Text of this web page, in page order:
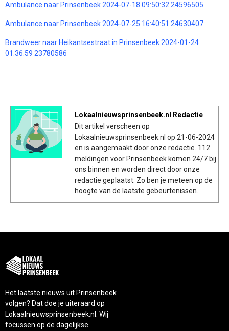
Ambulance naar Prinsenbeek 2024-07-18 09:50:32 24596505
Ambulance naar Prinsenbeek 2024-07-25 16:40:51 24630407
Brandweer naar Heikantsestraat in Prinsenbeek 2024-01-24
01:36:59 23780586
Lokaalnieuwsprinsenbeek.nl Redactie
Dit artikel verscheen op
Lokaalnieuwsprinsenbeek.nl op 21-06-2024
en is aangemaakt door onze redactie. 112
meldingen voor Prinsenbeek komen 24/7 bij
ons binnen en worden direct door onze
redactie geplaatst. Zo ben je meteen op de
hoogte van de laatste gebeurtenissen.
Het laatste nieuws uit Prinsenbeek
volgen? Dat doe je uiteraard op
Lokaalnieuwsprinsenbeek.nl. Wij
focussen op de dagelijkse